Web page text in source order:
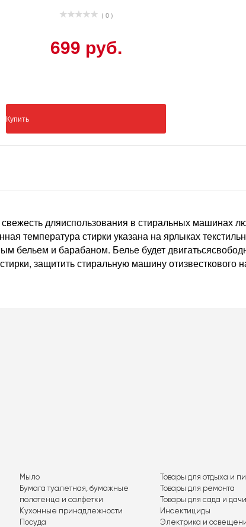
( 0 )
699 руб.
Купить
дляиспользования в стиральных машинах
температура стирки указана на ярлыках
бельем и барабаном. Белье будет
защитить стиральную машину
Мыло
Бумага туалетная, бумажные
полотенца и салфетки
Кухонные принадлежности
Посуда
Товары для отдыха и
Товары для ремонта
Товары для сада и дачи
Инсектициды
Электрика и